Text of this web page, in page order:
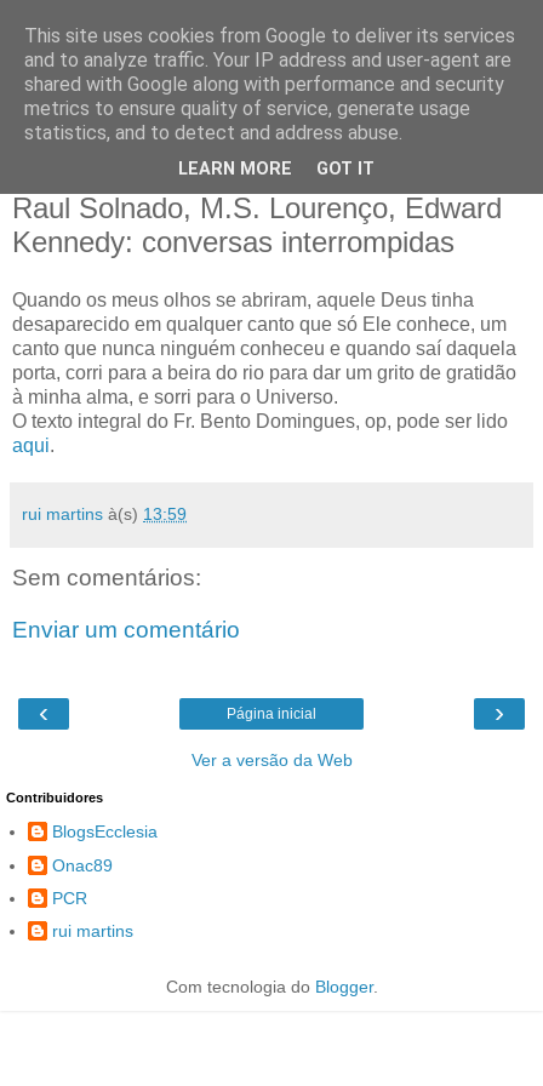
Raul Solnado, M.S. Lourenço, Edward
Kennedy: conversas interrompidas
Quando os meus olhos se abriram, aquele Deus tinha
desaparecido em qualquer canto que só Ele conhece, um
canto que nunca ninguém conheceu e quando saí daquela
porta, corri para a beira do rio para dar um grito de gratidão
à minha alma, e sorri para o Universo.
O texto integral do Fr. Bento Domingues, op, pode ser lido
aqui.
rui martins à(s) 13:59
Sem comentários:
Enviar um comentário
‹ ›
Página inicial
Ver a versão da Web
Contribuidores
BlogsEcclesia
Onac89
PCR
rui martins
Com tecnologia do Blogger.
This site uses cookies from Google to deliver its services
and to analyze traffic. Your IP address and user-agent are
shared with Google along with performance and security
metrics to ensure quality of service, generate usage
statistics, and to detect and address abuse.
LEARN MORE GOT IT